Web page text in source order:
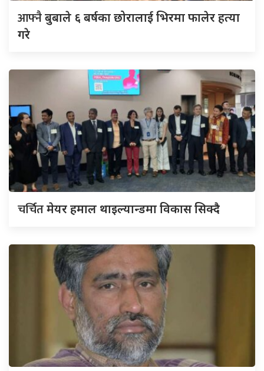
आफ्नैबुबाले ६ बर्षका छोरालाई भिरमा फालेर हत्या
गरे
चर्चितमेयर हमाल थाइल्यान्डमा विकास सिक्दै